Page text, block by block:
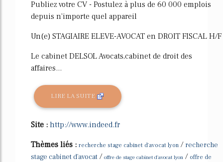
Publiez votre CV - Postulez à plus de 60 000 emplois
depuis n'importe quel appareil
Un(e) STAGIAIRE ELEVE-AVOCAT en DROIT FISCAL H/F
Le cabinet DELSOL Avocats,cabinet de droit des
affaires...
LIRE LA SUITE
Site : http://www.indeed.fr
Thèmes liés : recherche stage cabinet d'avocat lyon / recherche
stage cabinet d'avocat / offre de stage cabinet d'avocat lyon / offre de